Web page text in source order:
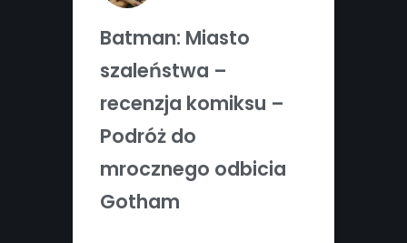
Batman: Miasto
szaleństwa –
recenzja komiksu –
Podróż do
mrocznego odbicia
Gotham